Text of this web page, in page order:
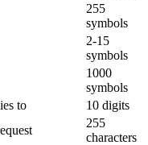
255
symbols
2-15
symbols
1000
symbols
to
10 digits
255
characters